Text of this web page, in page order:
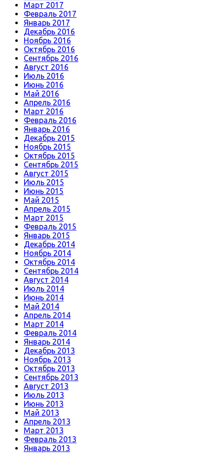
Март 2017
Февраль 2017
Январь 2017
Декабрь 2016
Ноябрь 2016
Октябрь 2016
Сентябрь 2016
Август 2016
Июль 2016
Июнь 2016
Май 2016
Апрель 2016
Март 2016
Февраль 2016
Январь 2016
Декабрь 2015
Ноябрь 2015
Октябрь 2015
Сентябрь 2015
Август 2015
Июль 2015
Июнь 2015
Май 2015
Апрель 2015
Март 2015
Февраль 2015
Январь 2015
Декабрь 2014
Ноябрь 2014
Октябрь 2014
Сентябрь 2014
Август 2014
Июль 2014
Июнь 2014
Май 2014
Апрель 2014
Март 2014
Февраль 2014
Январь 2014
Декабрь 2013
Ноябрь 2013
Октябрь 2013
Сентябрь 2013
Август 2013
Июль 2013
Июнь 2013
Май 2013
Апрель 2013
Март 2013
Февраль 2013
Январь 2013